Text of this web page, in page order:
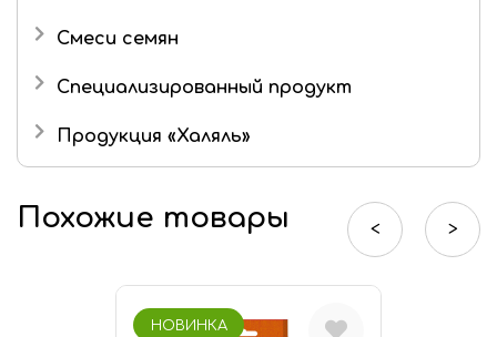
Смеси семян
Специализированный продукт
Продукция «Халяль»
Шоколад «Халяль»
Финико-кунжутные конфеты «Халяль»
Похожие товары
НОВИНКА
< >